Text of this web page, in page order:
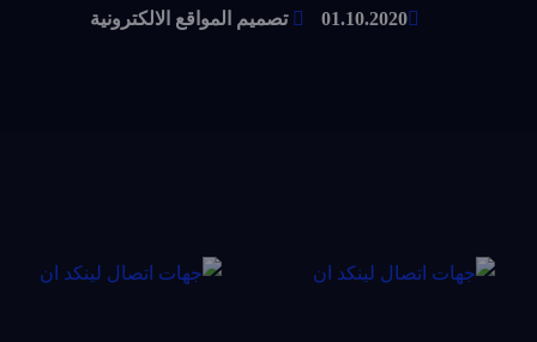
01.10.2020 تصميم المواقع الالكترونية